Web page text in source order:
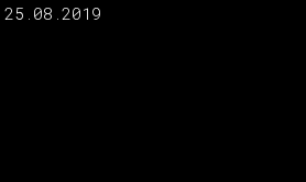
25.08.2019